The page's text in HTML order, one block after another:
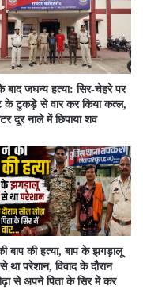
बाद जघन्य हत्या: सिर-चेहरे पर
के टुकड़े से वार कर किया कत्ल,
दूर नाले में छिपाया शव
बाप की हत्या, बाप के झगड़ालू
था परेशान, विवाद के दौरान
से अपने पिता के सिर में कर